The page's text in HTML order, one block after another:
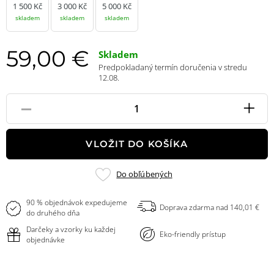
1 500 Kč
skladem
3 000 Kč
skladem
5 000 Kč
skladem
59,00 € Skladem
Predpokladaný termín doručenia v stredu
12.08.
-
Pole
množstvo
+
VLOŽIT DO KOŠÍKA
Pridať
Do obľúbených
90 % objednávok expedujeme
do druhého dňa
Doprava zdarma nad 140,01 €
Darčeky a vzorky ku každej
objednávke
Eko-friendly prístup